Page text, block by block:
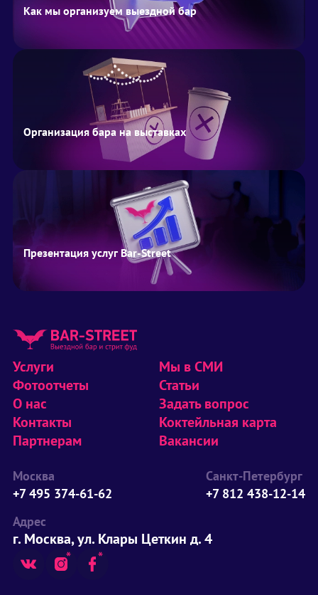
Как мы организуем выездной бар
Организация бара на выставках
Презентация услуг Bar-Street
Услуги
Фотоотчеты
О нас
Контакты
Партнерам
Мы в СМИ
Статьи
Задать вопрос
Коктейльная карта
Вакансии
Москва
+7 495 374-61-62
Санкт-Петербург
+7 812 438-12-14
Адрес
г. Москва, ул. Клары Цеткин д. 4